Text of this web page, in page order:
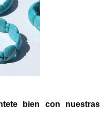
bien con nuestras